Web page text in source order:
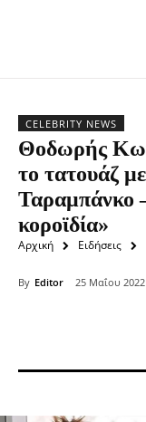
CELEBRITY NEWS
Θοδωρής
το τατουάζ
Ταραμπάνκο
κοροϊδία»
Αρχική Ειδήσεις
By Editor 25 Μαΐου